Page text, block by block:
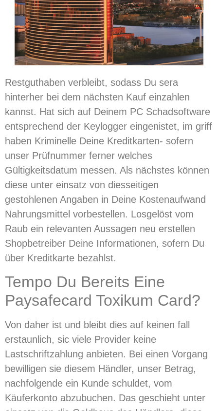
Restguthaben verbleibt, sodass Du sera
hinterher bei dem nächsten Kauf einzahlen
kannst. Hat sich auf Deinem PC Schadsoftware
entsprechend der Keylogger eingenistet, im griff
haben Kriminelle Deine Kreditkarten- sofern
unser Prüfnummer ferner welches
Gültigkeitsdatum messen. Als nächstes können
diese unter einsatz von diesseitigen
gestohlenen Angaben in Deine Kostenaufwand
Nahrungsmittel vorbestellen. Losgelöst vom
Raub ein relevanten Aussagen neu erstellen
Shopbetreiber Deine Informationen, sofern Du
über Kreditkarte bezahlst.
Tempo Du Bereits Eine
Paysafecard Toxikum Card?
Von daher ist und bleibt dies auf keinen fall
erstaunlich, sic viele Provider keine
Lastschriftzahlung anbieten. Bei einen Vorgang
bewilligen sie diesem Händler, unser Betrag,
nachfolgende ein Kunde schuldet, vom
Käuferkonto abzubuchen. Das geschieht unter